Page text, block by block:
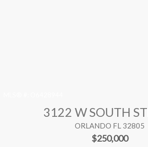
3122 W SOUTH
ORLANDO FL 32805
$250,000